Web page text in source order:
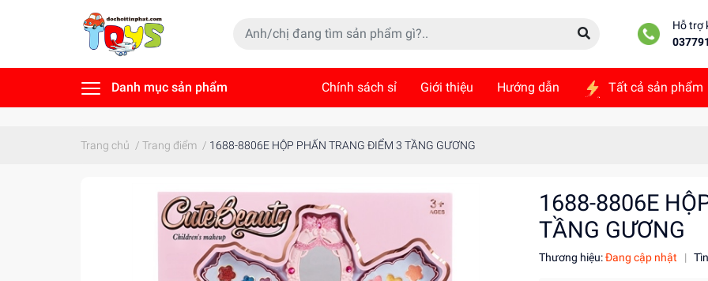
Hỗ trợ
Danh mục sản phẩm Chính sách sỉ Giới thiệu Hướng dẫn Tất cả sản phẩm
Trang chủ / Trang điểm / 1688-8806E HỘP PHẤN TRANG ĐIỂM 3 TẦNG GƯƠNG
1688-8806E
TẦNG GƯƠNG
Thương hiệu:Đang cập nhật |